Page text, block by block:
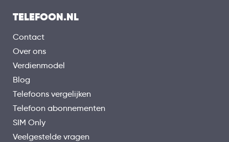
TELEFOON.NL
Contact
Over ons
Verdienmodel
Blog
Telefoons vergelijken
Telefoon abonnementen
SIM Only
Veelgestelde vragen